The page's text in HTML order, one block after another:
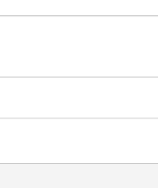
新/中古)
客製化
務